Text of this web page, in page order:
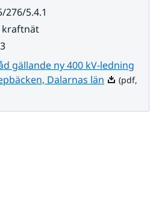
276/5.4.1
kraftnät
gällande ny 400 kV-ledning
Dalarnas län Pdf, 95.4 kB.
(pdf,